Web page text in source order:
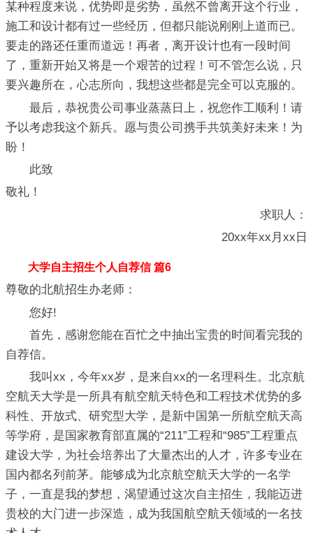
某种程度来说，优势即是劣势，虽然不曾离开这个行业，
施工和设计都有过一些经历，但都只能说刚刚上道而已。
要走的路还任重而道远！再者，离开设计也有一段时间
了，重新开始又将是一个艰苦的过程！可不管怎么说，只
要兴趣所在，心志所向，我想这些都是完全可以克服的。
最后，恭祝贵公司事业蒸蒸日上，祝您作工顺利！请
予以考虑我这个新兵。愿与贵公司携手共筑美好未来！为
盼！
此致
敬礼！
求职人：
20xx年xx月xx日
大学自主招生个人自荐信 篇6
尊敬的北航招生办老师：
您好!
首先，感谢您能在百忙之中抽出宝贵的时间看完我的
自荐信。
我叫xx，今年xx岁，是来自xx的一名理科生。北京航
空航天大学是一所具有航空航天特色和工程技术优势的多
科性、开放式、研究型大学，是新中国第一所航空航天高
等学府，是国家教育部直属的“211”工程和“985”工程重点
建设大学，为社会培养出了大量杰出的人才，许多专业在
国内都名列前茅。能够成为北京航空航天大学的一名学
子，一直是我的梦想，渴望通过这次自主招生，我能迈进
贵校的大门进一步深造，成为我国航空航天领域的一名技